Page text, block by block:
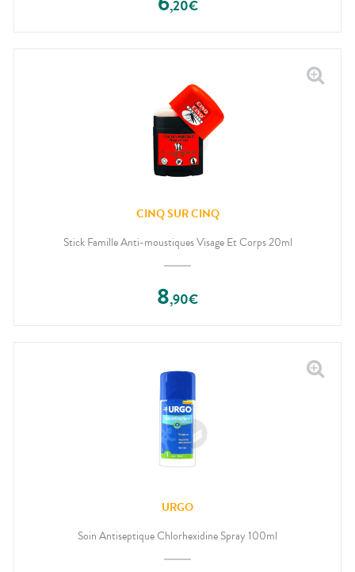
,20€
CINQ SUR CINQ
Stick Famille Anti-moustiques Visage Et Corps 20ml
8,90€
URGO
Soin Antiseptique Chlorhexidine Spray 100ml